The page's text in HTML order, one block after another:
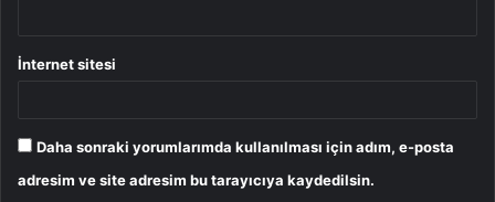
İnternet sitesi
Daha sonraki yorumlarımda kullanılması için adım, e-posta
adresim ve site adresim bu tarayıcıya kaydedilsin.